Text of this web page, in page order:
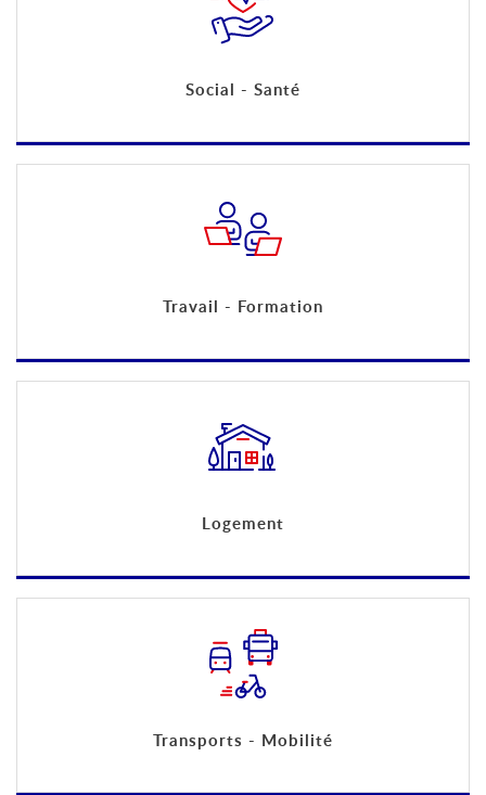
Social - Santé
Travail - Formation
Logement
Transports - Mobilité